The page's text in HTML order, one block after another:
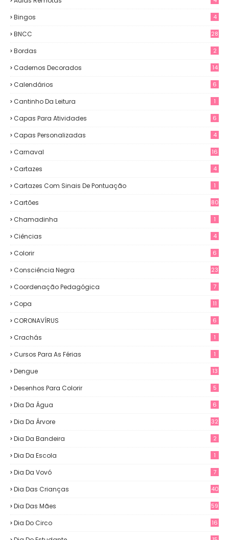
Bingos 4
BNCC 28
Bordas 2
Cadernos Decorados 14
Calendários 6
Cantinho Da Leitura 1
Capas Para Atividades 6
Capas Personalizadas 4
Carnaval 16
Cartazes 4
Cartazes Com Sinais De Pontuação 1
Cartões 80
Chamadinha 1
Ciências 4
Colorir 6
Consciência Negra 23
Coordenação Pedagógica 7
Copa 11
CORONAVÍRUS 6
Crachás 1
Cursos Para As Férias 1
Dengue 13
Desenhos Para Colorir 5
Dia Da Água 6
Dia Da Árvore 32
Dia Da Bandeira 2
Dia Da Escola 1
Dia Da Vovó 7
Dia Das Crianças 40
Dia Das Mães 59
Dia Do Circo 16